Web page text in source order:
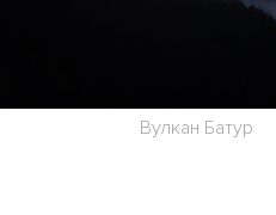
Вулкан Батур